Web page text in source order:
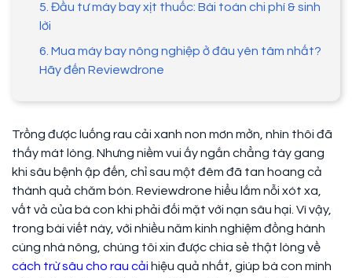
5. Đầu tư máy bay xịt thuốc: Bài toán chi phí & sinh
lời
6. Mua máy bay nông nghiệp ở đâu yên tâm nhất?
Hãy đến Reviewdrone
Trồng được luống rau cải xanh non mơn mởn, nhìn thôi đã
thấy mát lòng. Nhưng niềm vui ấy ngắn chẳng tày gang
khi sâu bệnh ập đến, chỉ sau một đêm đã tan hoang cả
thành quả chăm bón. Reviewdrone hiểu lắm nỗi xót xa,
vất vả của bà con khi phải đối mặt với nạn sâu hại. Vì vậy,
trong bài viết này, với nhiều năm kinh nghiệm đồng hành
cùng nhà nông, chúng tôi xin được chia sẻ thật lòng về
cách trừ sâu cho rau cải hiệu quả nhất, giúp bà con mình